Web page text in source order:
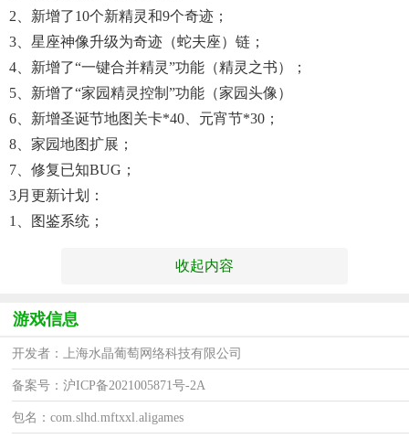
2、新增了10个新精灵和9个奇迹；
3、星座神像升级为奇迹（蛇夫座）链；
4、新增了“一键合并精灵”功能（精灵之书）；
5、新增了“家园精灵控制”功能（家园头像）
6、新增圣诞节地图关卡*40、元宵节*30；
8、家园地图扩展；
7、修复已知BUG；
3月更新计划：
1、图鉴系统；
收起内容
游戏信息
开发者：上海水晶葡萄网络科技有限公司
备案号：沪ICP备2021005871号-2A
包名：com.slhd.mftxxl.aligames